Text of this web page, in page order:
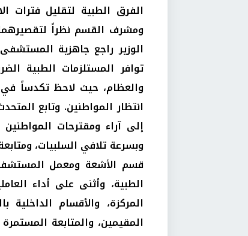
الفرق الطبية لتقليل فترات
ومشرف القسم نظراً
الوزير راجع جاهزية
توافر المستلزمات الطبية
والعظام، حيث لاحظ تكدساً في
انتظار المواطنين. وتابع
إلى آراء ومقترحات
وبسرعة تلافي السلبيات،
قسم الأشعة ومعمل
الطبية، وأثنى على أداء
المركزة، والأقسام
المقيمين، والمتابعة